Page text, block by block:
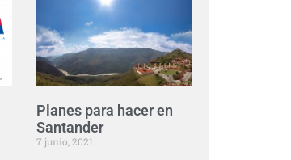
Planes para hacer en
Santander
7 junio, 2021